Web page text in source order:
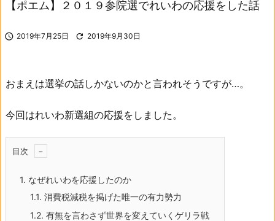
【ポエム】２０１９参院選でれいわの応援をした話
 2019年7月25日  2019年9月30日
おまえは選挙の話しかないのかと言われそうですが…。
今回はれいわ新選組の応援をしました。
目次
1. なぜれいわを応援したのか
1.1. 消費税減税を掲げた唯一の有力勢力
1.2. 有無を言わさず世界を変えていくゲリラ戦